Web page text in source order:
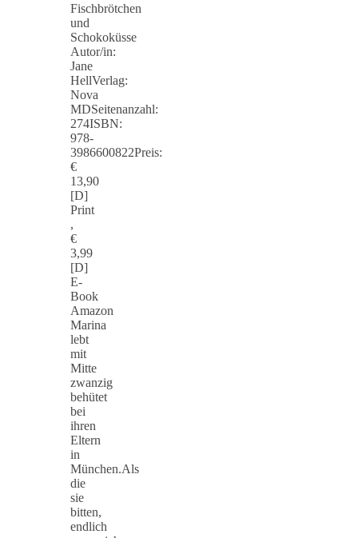
Fischbrötchen
und
Schokoküsse
Autor/in:
Jane
HellVerlag:
Nova
MDSeitenanzahl:
274ISBN:
978-
3986600822Preis:
€
13,90
[D]
Print
,
€
3,99
[D]
E-
Book
Amazon
Marina
lebt
mit
Mitte
zwanzig
behütet
bei
ihren
Eltern
in
München.Als
die
sie
bitten,
endlich